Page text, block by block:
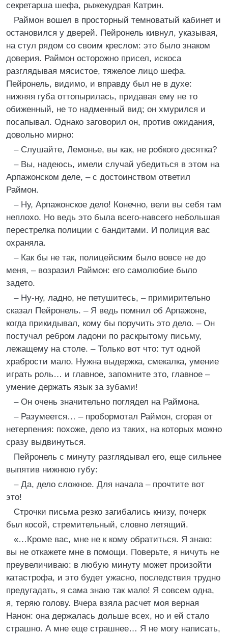
секретарша шефа, рыжекудрая Катрин.
Раймон вошел в просторный темноватый кабинет и
остановился у дверей. Пейронель кивнул, указывая,
на стул рядом со своим креслом: это было знаком
доверия. Раймон осторожно присел, искоса
разглядывая мясистое, тяжелое лицо шефа.
Пейронель, видимо, и вправду был не в духе:
нижняя губа оттопырилась, придавая ему не то
обиженный, не то надменный вид; он хмурился и
посапывал. Однако заговорил он, против ожидания,
довольно мирно:
– Слушайте, Лемонье, вы как, не робкого десятка?
– Вы, надеюсь, имели случай убедиться в этом на
Арпажонском деле, – с достоинством ответил
Раймон.
– Ну, Арпажонское дело! Конечно, вели вы себя там
неплохо. Но ведь это была всего-навсего небольшая
перестрелка полиции с бандитами. И полиция вас
охраняла.
– Как бы не так, полицейским было вовсе не до
меня, – возразил Раймон: его самолюбие было
задето.
– Ну-ну, ладно, не петушитесь, – примирительно
сказал Пейронель. – Я ведь помнил об Арпажоне,
когда прикидывал, кому бы поручить это дело. – Он
постучал ребром ладони по раскрытому письму,
лежащему на столе. – Только вот что: тут одной
храбрости мало. Нужна выдержка, смекалка, умение
играть роль… и главное, запомните это, главное –
умение держать язык за зубами!
– Он очень значительно поглядел на Раймона.
– Разумеется… – пробормотал Раймон, сгорая от
нетерпения: похоже, дело из таких, на которых можно
сразу выдвинуться.
Пейронель с минуту разглядывал его, еще сильнее
выпятив нижнюю губу:
– Да, дело сложное. Для начала – прочтите вот
это!
Строчки письма резко загибались книзу, почерк
был косой, стремительный, словно летящий.
«…Кроме вас, мне не к кому обратиться. Я знаю:
вы не откажете мне в помощи. Поверьте, я ничуть не
преувеличиваю: в любую минуту может произойти
катастрофа, и это будет ужасно, последствия трудно
предугадать, я сама знаю так мало! Я совсем одна,
я, теряю голову. Вчера взяла расчет моя верная
Нанон: она держалась дольше всех, но и ей стало
страшно. А мне еще страшнее… Я не могу написать,